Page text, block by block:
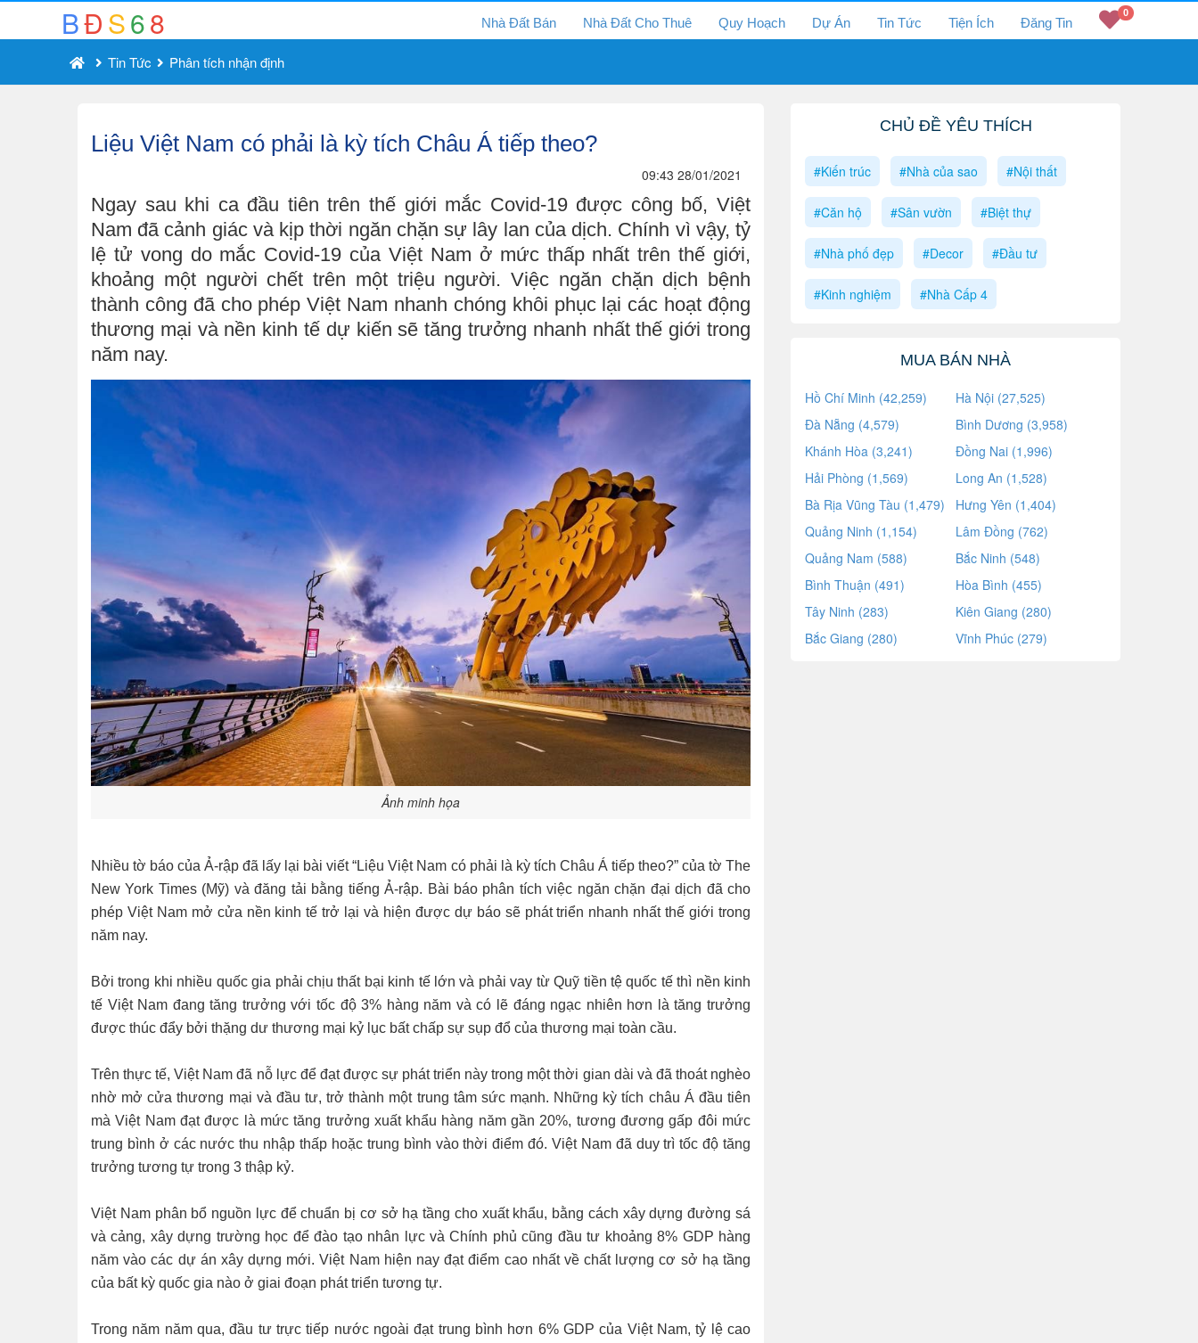
BĐS68 Nhà Đất Bán Nhà Đất Cho Thuê Quy Hoạch Dự Án Tin Tức Tiện Ích Đăng Tin
0
Tin Tức Phân tích nhận định
Liệu Việt Nam có phải là kỳ tích Châu Á tiếp theo?
09:43 28/01/2021
Ngay sau khi ca đầu tiên trên thế giới mắc Covid-19 được công bố, Việt
Nam đã cảnh giác và kịp thời ngăn chặn sự lây lan của dịch. Chính vì vậy, tỷ
lệ tử vong do mắc Covid-19 của Việt Nam ở mức thấp nhất trên thế giới,
khoảng một người chết trên một triệu người. Việc ngăn chặn dịch bệnh
thành công đã cho phép Việt Nam nhanh chóng khôi phục lại các hoạt động
thương mại và nền kinh tế dự kiến ​​sẽ tăng trưởng nhanh nhất thế giới trong
năm nay.
Ảnh minh họa
Nhiều tờ báo của Ả-rập đã lấy lại bài viết “Liệu Việt Nam có phải là kỳ tích Châu Á tiếp theo?” của tờ The
New York Times (Mỹ) và đăng tải bằng tiếng Ả-rập. Bài báo phân tích việc ngăn chặn đại dịch đã cho
phép Việt Nam mở cửa nền kinh tế trở lại và hiện được dự báo sẽ phát triển nhanh nhất thế giới trong
năm nay.
Bởi trong khi nhiều quốc gia phải chịu thất bại kinh tế lớn và phải vay từ Quỹ tiền tệ quốc tế thì nền kinh
tế Việt Nam đang tăng trưởng với tốc độ 3% hàng năm và có lẽ đáng ngạc nhiên hơn là tăng trưởng
được thúc đẩy bởi thặng dư thương mại kỷ lục bất chấp sự sụp đổ của thương mại toàn cầu.
Trên thực tế, Việt Nam đã nỗ lực để đạt được sự phát triển này trong một thời gian dài và đã thoát nghèo
nhờ mở cửa thương mại và đầu tư, trở thành một trung tâm sức mạnh. Những kỳ tích châu Á đầu tiên
mà Việt Nam đạt được là mức tăng trưởng xuất khẩu hàng năm gần 20%, tương đương gấp đôi mức
trung bình ở các nước thu nhập thấp hoặc trung bình vào thời điểm đó. Việt Nam đã duy trì tốc độ tăng
trưởng tương tự trong 3 thập kỷ.
Việt Nam phân bổ nguồn lực để chuẩn bị cơ sở hạ tầng cho xuất khẩu, bằng cách xây dựng đường sá
và cảng, xây dựng trường học để đào tạo nhân lực và Chính phủ cũng đầu tư khoảng 8% GDP hàng
năm vào các dự án xây dựng mới. Việt Nam hiện nay đạt điểm cao nhất về chất lượng cơ sở hạ tầng
của bất kỳ quốc gia nào ở giai đoạn phát triển tương tự.
Trong năm năm qua, đầu tư trực tiếp nước ngoài đạt trung bình hơn 6% GDP của Việt Nam, tỷ lệ cao
CHỦ ĐỀ YÊU THÍCH
#Kiến trúc #Nhà của sao #Nội thất
#Căn hộ #Sân vườn #Biệt thự
#Nhà phố đẹp #Decor #Đầu tư
#Kinh nghiệm #Nhà Cấp 4
MUA BÁN NHÀ
Hồ Chí Minh (42,259)
Hà Nội (27,525)
Đà Nẵng (4,579)
Bình Dương (3,958)
Khánh Hòa (3,241)
Đồng Nai (1,996)
Hải Phòng (1,569)
Long An (1,528)
Bà Rịa Vũng Tàu (1,479)
Hưng Yên (1,404)
Quảng Ninh (1,154)
Lâm Đồng (762)
Quảng Nam (588)
Bắc Ninh (548)
Bình Thuận (491)
Hòa Bình (455)
Tây Ninh (283)
Kiên Giang (280)
Bắc Giang (280)
Vĩnh Phúc (279)